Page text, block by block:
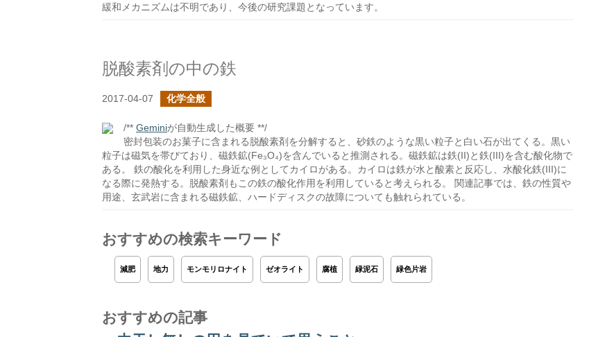
緩和メカニズムは不明であり、今後の研究課題となっています。
脱酸素剤の中の鉄
2017-04-07 化学全般
/** Geminiが自動生成した概要 **/
密封包装のお菓子に含まれる脱酸素剤を分解すると、砂鉄のような黒い粒子と白い石が出てくる。黒い
粒子は磁気を帯びており、磁鉄鉱(Fe₃O₄)を含んでいると推測される。磁鉄鉱は鉄(II)と鉄(III)を含む酸化物で
ある。 鉄の酸化を利用した身近な例としてカイロがある。カイロは鉄が水と酸素と反応し、水酸化鉄(III)に
なる際に発熱する。脱酸素剤もこの鉄の酸化作用を利用していると考えられる。 関連記事では、鉄の性質や
用途、玄武岩に含まれる磁鉄鉱、ハードディスクの故障についても触れられている。
おすすめの検索キーワード
減肥 地力 モンモリロナイト ゼオライト 腐植 緑泥石 緑色片岩
おすすめの記事